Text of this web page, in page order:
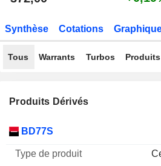
Synthèse Cotations
Tous Warrants Turbos
Produits Dérivés
Mnemo Type produit
BD77S